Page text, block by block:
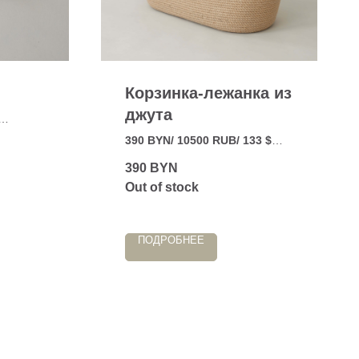
Корзинка-лежанка из
джута
390 BYN/ 10500 RUB/ 133 $
универсальная корзинка-
лежанка.
390 BYN
Out of stock
ПОДРОБНЕЕ